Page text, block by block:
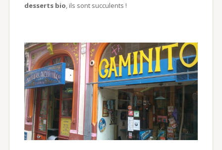
desserts bio, ils sont succulents !